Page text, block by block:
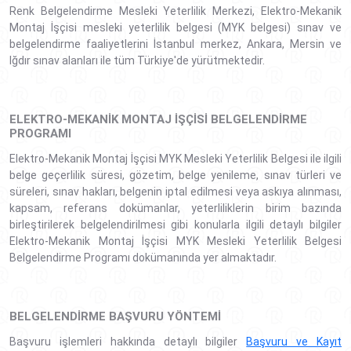
Renk Belgelendirme Mesleki Yeterlilik Merkezi, Elektro-Mekanik
Montaj İşçisi mesleki yeterlilik belgesi (MYK belgesi) sınav ve
belgelendirme faaliyetlerini İstanbul merkez, Ankara, Mersin ve
Iğdır sınav alanları ile tüm Türkiye'de yürütmektedir.
ELEKTRO-MEKANIK MONTAJ İŞÇISI BELGELENDIRME
PROGRAMI
Elektro-Mekanik Montaj İşçisi MYK Mesleki Yeterlilik Belgesi ile ilgili
belge geçerlilik süresi, gözetim, belge yenileme, sınav türleri ve
süreleri, sınav hakları, belgenin iptal edilmesi veya askıya alınması,
kapsam, referans dokümanlar, yeterliliklerin birim bazında
birleştirilerek belgelendirilmesi gibi konularla ilgili detaylı bilgiler
Elektro-Mekanik Montaj İşçisi MYK Mesleki Yeterlilik Belgesi
Belgelendirme Programı dokümanında yer almaktadır.
BELGELENDIRME BAŞVURU YÖNTEMI
Başvuru işlemleri hakkında detaylı bilgiler
Başvuru ve Kayıt